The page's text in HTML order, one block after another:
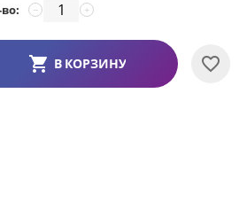
+
−
В КОРЗИНУ